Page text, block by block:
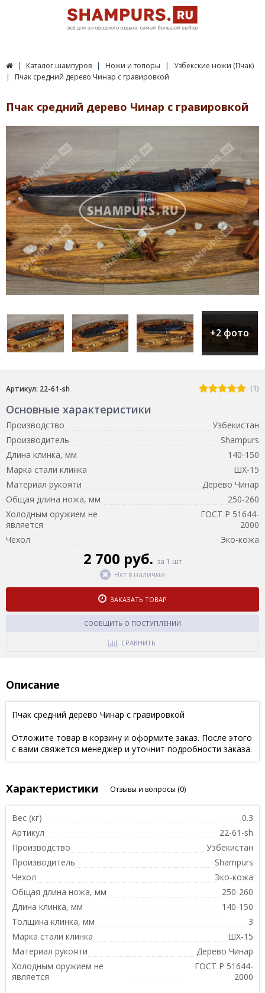
Каталог шампуров Ножи и топоры
Узбекские ножи (Пчак)
Пчак средний дерево Чинар с гравировкой
Пчак средний дерево Чинар с гравировкой
+2 фото
Артикул: 22-61-sh (1)
Основные характеристики
Производство
Узбекистан
Производитель
Shampurs
Длина клинка, мм
140-150
Марка стали клинка
ШХ-15
Материал рукояти
Дерево Чинар
Общая длина ножа, мм
250-260
Холодным оружием не
является
ГОСТ Р 51644-
2000
Чехол
Эко-кожа
2 700 руб. за 1 шт
Нет в наличии
ЗАКАЗАТЬ ТОВАР
СООБЩИТЬ О ПОСТУПЛЕНИИ
СРАВНИТЬ
Описание
Пчак средний дерево Чинар с гравировкой
Отложите товар в корзину и оформите заказ. После этого
с вами свяжется менеджер и уточнит подробности заказа.
Характеристики Отзывы и вопросы (0)
Вес (кг)
0.3
Артикул
22-61-sh
Производство
Узбекистан
Производитель
Shampurs
Чехол
Эко-кожа
Общая длина ножа, мм
250-260
Длина клинка, мм
140-150
Толщина клинка, мм
3
Марка стали клинка
ШХ-15
Материал рукояти
Дерево Чинар
Холодным оружием не
является
ГОСТ Р 51644-
2000